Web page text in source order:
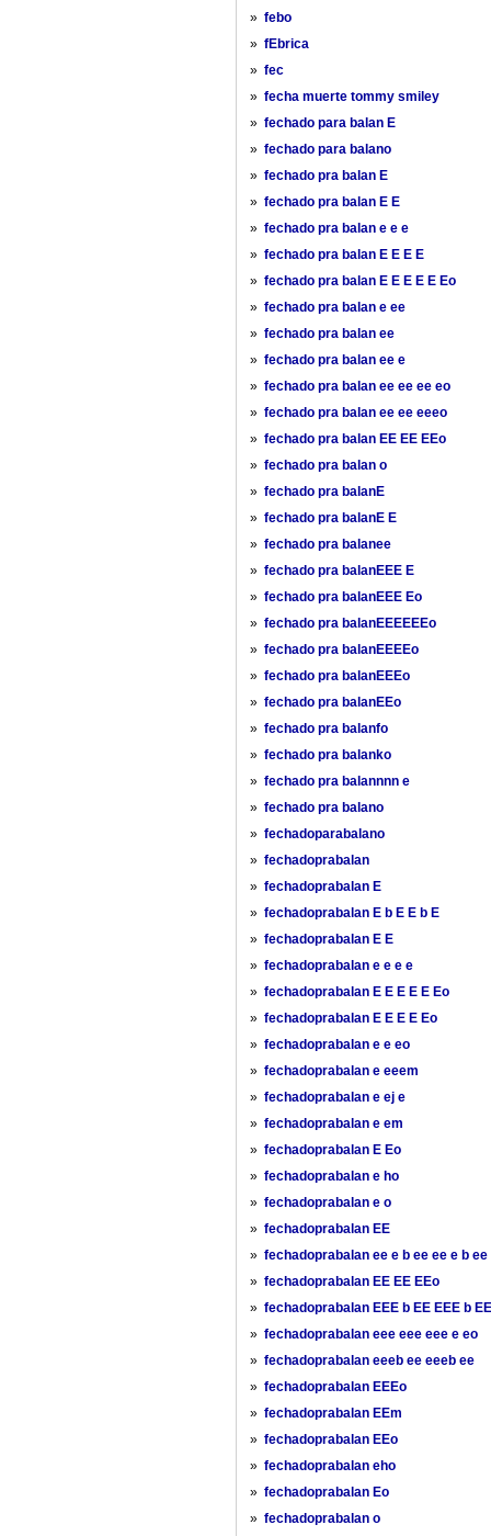
» febo
» fEbrica
» fec
» fecha muerte tommy smiley
» fechado para balan E
» fechado para balano
» fechado pra balan E
» fechado pra balan E E
» fechado pra balan e e e
» fechado pra balan E E E E
» fechado pra balan E E E E E Eo
» fechado pra balan e ee
» fechado pra balan ee
» fechado pra balan ee e
» fechado pra balan ee ee ee eo
» fechado pra balan ee ee eeeo
» fechado pra balan EE EE EEo
» fechado pra balan o
» fechado pra balanE
» fechado pra balanE E
» fechado pra balanee
» fechado pra balanEEE E
» fechado pra balanEEE Eo
» fechado pra balanEEEEEEo
» fechado pra balanEEEEo
» fechado pra balanEEEo
» fechado pra balanEEo
» fechado pra balanfo
» fechado pra balanko
» fechado pra balannnn e
» fechado pra balano
» fechadoparabalano
» fechadoprabalan
» fechadoprabalan E
» fechadoprabalan E b E E b E
» fechadoprabalan E E
» fechadoprabalan e e e e
» fechadoprabalan E E E E E Eo
» fechadoprabalan E E E E Eo
» fechadoprabalan e e eo
» fechadoprabalan e eeem
» fechadoprabalan e ej e
» fechadoprabalan e em
» fechadoprabalan E Eo
» fechadoprabalan e ho
» fechadoprabalan e o
» fechadoprabalan EE
» fechadoprabalan ee e b ee ee e b ee
» fechadoprabalan EE EE EEo
» fechadoprabalan EEE b EE EEE b EE
» fechadoprabalan eee eee eee e eo
» fechadoprabalan eeeb ee eeeb ee
» fechadoprabalan EEEo
» fechadoprabalan EEm
» fechadoprabalan EEo
» fechadoprabalan eho
» fechadoprabalan Eo
» fechadoprabalan o